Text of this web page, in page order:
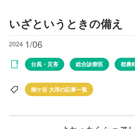
いざというときの備え
2024 1/06
台風・災害 総合診療医 都農
桐ケ谷 大淳の記事一覧